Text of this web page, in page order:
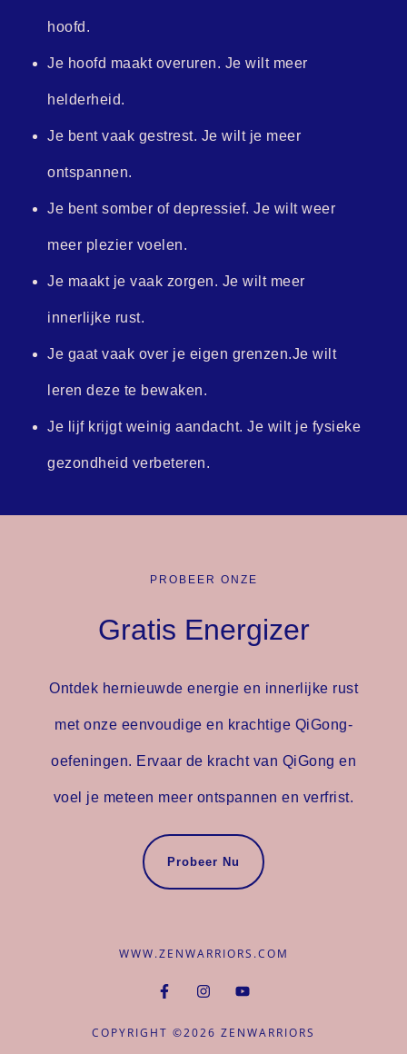
hoofd.
Je hoofd maakt overuren. Je wilt meer
helderheid.
Je bent vaak gestrest. Je wilt je meer
ontspannen.
Je bent somber of depressief. Je wilt weer
meer plezier voelen.
Je maakt je vaak zorgen. Je wilt meer
innerlijke rust.
Je gaat vaak over je eigen grenzen.Je wilt
leren deze te bewaken.
Je lijf krijgt weinig aandacht. Je wilt je fysieke
gezondheid verbeteren.
PROBEER ONZE
Gratis Energizer
Ontdek hernieuwde energie en innerlijke rust
met onze eenvoudige en krachtige QiGong-
oefeningen. Ervaar de kracht van QiGong en
voel je meteen meer ontspannen en verfrist.
Probeer Nu
WWW.ZENWARRIORS.COM
COPYRIGHT ©2026 ZENWARRIORS